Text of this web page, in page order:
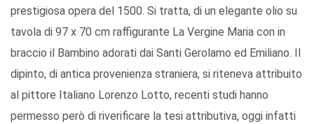
prestigiosa opera del 1500. Si tratta, di un elegante olio su
tavola di 97 x 70 cm raffigurante La Vergine Maria con in
braccio il Bambino adorati dai Santi Gerolamo ed Emiliano. Il
dipinto, di antica provenienza straniera, si riteneva attribuito
al pittore Italiano Lorenzo Lotto, recenti studi hanno
permesso però di riverificare la tesi attributiva, oggi infatti